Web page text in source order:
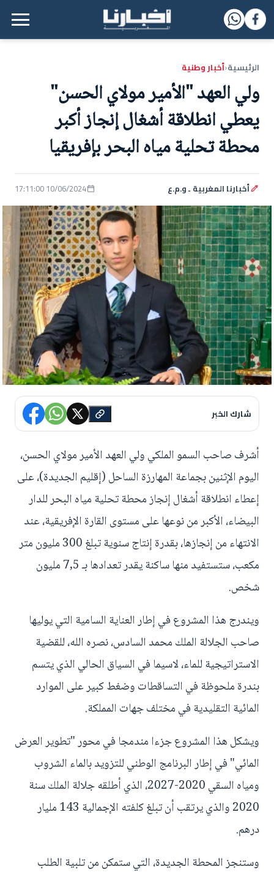
القائمة الرئيسية
الرئيسية‹أخبار وطنية
ولي العهد "الأمير مولاي الحسن"
يعطي انطلاقة أشغال إنجاز أكبر
محطة تحلية مياه البحر بإفريقيا
أخبارنا المغربية ـ و.م.ع 10/06/2024 17:11:00
شارك الخبر
أشرف صاحب السمو الملكي ولي العهد الأمير مولاي الحسن،
اليوم الإثنين بجماعة المهارزة الساحل (إقليم الجديدة)، على
إعطاء انطلاقة أشغال إنجاز محطة تحلية مياه البحر للدار
البيضاء، الأكبر من نوعها على مستوى القارة الإفريقية، عند
الانتهاء من إنجازها، بقدرة إنتاج سنوية تبلغ 300 مليون متر
مكعب، ستستفيد منها ساكنة يقدر تعدادها بـ 7,5 مليون
شخص.
ويندرج هذا المشروع في إطار العناية السامية التي يوليها
صاحب الجلالة الملك محمد السادس، نصره الله، للقضية
الاستراتيجية للماء، لاسيما في السياق الحالي الذي يتسم
بندرة ملحوظة في التساقطات وضغط كبير على الموارد
المائية التقليدية في مختلف جهات المملكة.
ويشكل هذا المشروع جزءا مندمجا في محور "تطوير العرض
المائي" في إطار البرنامج الوطني للتزويد بالماء الشروب
ومياه السقي 2020-2027، الذي أطلقه جلالة الملك سنة
2020 والذي يرتقب أن تبلغ كلفته الإجمالية 143 مليار
درهم.
وستنجز المحطة الجديدة، التي ستمكن من تلبية الطلب